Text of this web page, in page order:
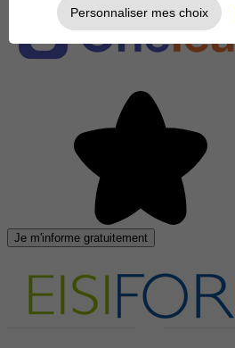
Je m'informe gratuitement
Personnaliser mes choix